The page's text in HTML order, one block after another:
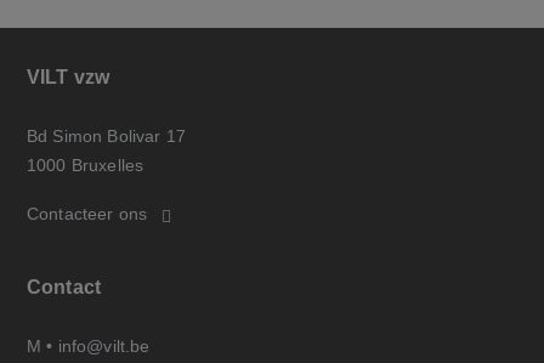
VILT vzw
Bd Simon Bolivar 17
1000 Bruxelles
Contacteer ons
Contact
M • info@vilt.be